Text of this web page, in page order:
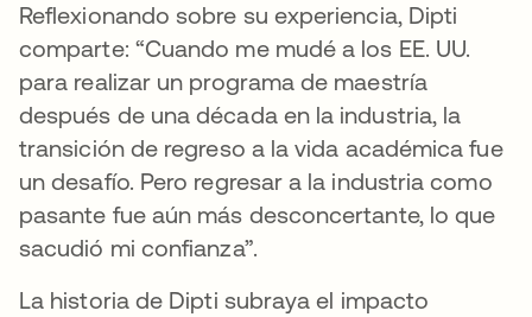
Reflexionando sobre su experiencia, Dipti
comparte: “Cuando me mudé a los EE. UU.
para realizar un programa de maestría
después de una década en la industria, la
transición de regreso a la vida académica fue
un desafío. Pero regresar a la industria como
pasante fue aún más desconcertante, lo que
sacudió mi confianza”.
La historia de Dipti subraya el impacto